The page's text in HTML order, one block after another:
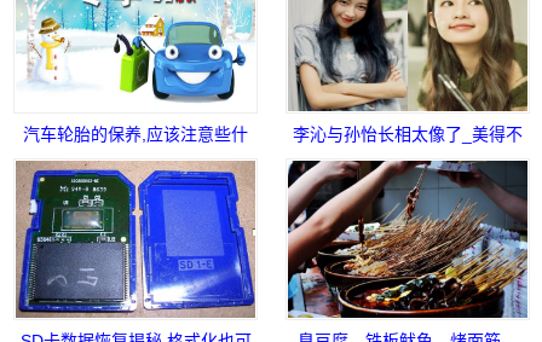
汽车轮胎的保养,应该注意些什
李沁与孙怡长相太像了_美得不